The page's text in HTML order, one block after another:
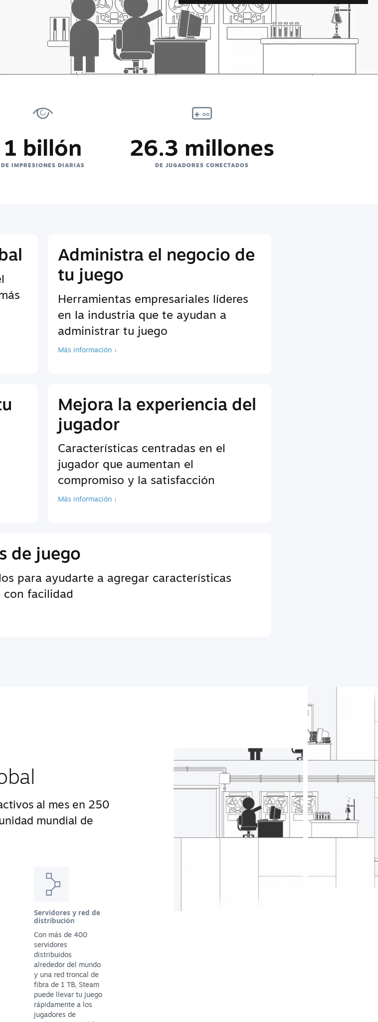
1 billón
DE IMPRESIONES DIARIAS
26.3 millones
DE JUGADORES CONECTADOS
Administra el negocio de
tu juego
Herramientas empresariales líderes
en la industria que te ayudan a
administrar tu juego
Más información ↓
Mejora la experiencia del
jugador
Características centradas en el
jugador que aumentan el
compromiso y la satisfacción
Más información ↓
de juego
para ayudarte a agregar características
con facilidad
al mes en 250
mundial de
Servidores y red de
distribución
Con más de 400
servidores
distribuidos
alrededor del mundo
y una red troncal de
fibra de 1 TB, Steam
puede llevar tu juego
rápidamente a los
jugadores de